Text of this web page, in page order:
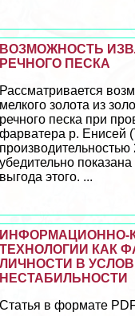
ВОЗМОЖНОСТЬ
РЕЧНОГО ПЕСКА
Рассматривается
мелкого золота из
речного песка при
фарватера р. Енисей
убедительно
выгода этого. ...
ИНФОРМАЦИОННО-
ТЕХНОЛОГИИ КАК
ЛИЧНОСТИ В
НЕСТАБИЛЬНОСТИ
Статья в формате